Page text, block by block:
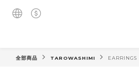
全部商品 TAROWASHIMI EARRINGS